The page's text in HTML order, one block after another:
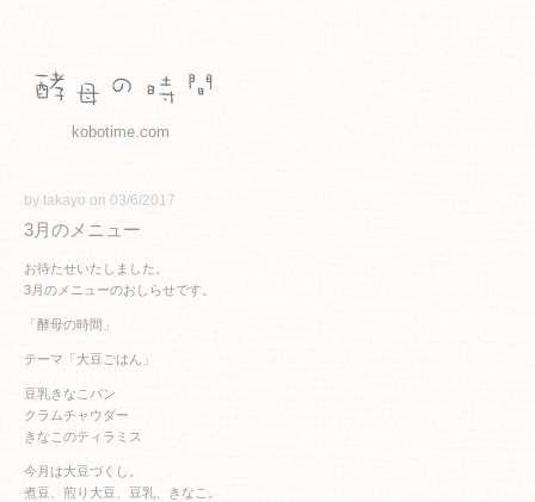
kobotime.com
3月のメニュー
by takayo on 03/6/2017
お待たせいたしました。
3月のメニューのおしらせです。
「酵母の時間」
テーマ「大豆ごはん」
豆乳きなこパン
クラムチャウダー
きなこのティラミス
今月は大豆づくし。
煮豆、煎り大豆、豆乳、きなこ。